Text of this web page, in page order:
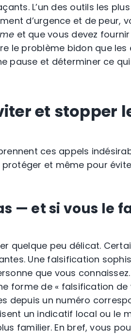
L’un des outils les
d’urgence et de peur,
et que vous devez
le problème bidon que les
pause et déterminer ce
et stopper
ces appels
et même pour
— et si vous le
quelque peu délicat.
Une falsification
que vous
forme de « falsification de
depuis un numéro
un indicatif local ou le
familier. En bref, vous